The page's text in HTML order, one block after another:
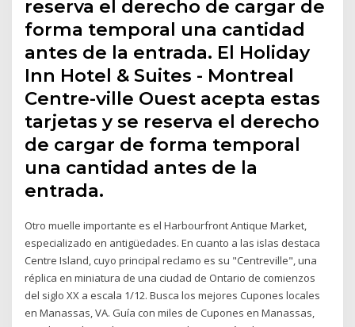
reserva el derecho de cargar de
forma temporal una cantidad
antes de la entrada. El Holiday
Inn Hotel & Suites - Montreal
Centre-ville Ouest acepta estas
tarjetas y se reserva el derecho
de cargar de forma temporal
una cantidad antes de la
entrada.
Otro muelle importante es el Harbourfront Antique Market,
especializado en antigüedades. En cuanto a las islas destaca
Centre Island, cuyo principal reclamo es su "Centreville", una
réplica en miniatura de una ciudad de Ontario de comienzos
del siglo XX a escala 1/12. Busca los mejores Cupones locales
en Manassas, VA. Guía con miles de Cupones en Manassas,